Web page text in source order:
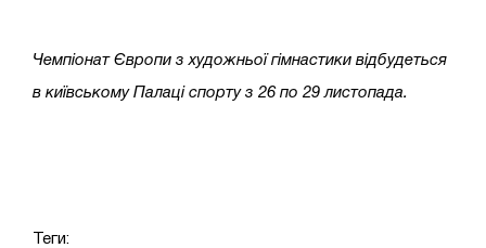
Чемпіонат Європи з художньої гімнастики відбудеться
в київському Палаці спорту з 26 по 29 листопада.
Теги: